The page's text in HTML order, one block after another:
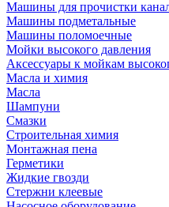
Машины для прочистки
Машины подметальные
Машины поломоечные
Мойки высокого давления
Аксессуары к мойкам
Масла и химия
Масла
Шампуни
Смазки
Строительная химия
Монтажная пена
Герметики
Жидкие гвозди
Стержни клеевые